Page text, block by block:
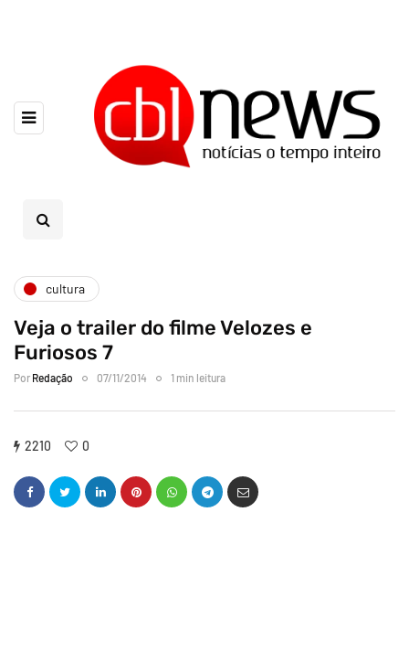
cultura
Veja o trailer do filme Velozes e
Furiosos 7
Por Redação 07/11/2014 1 min leitura
2210 0